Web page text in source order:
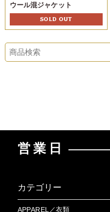
ウール混ジャケット
SOLD OUT
営業日
カテゴリー
APPAREL／衣類